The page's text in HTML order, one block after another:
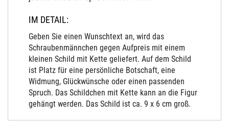
IM DETAIL:
Geben Sie einen Wunschtext an, wird das
Schraubenmännchen gegen Aufpreis mit einem
kleinen Schild mit Kette geliefert. Auf dem Schild
ist Platz für eine persönliche Botschaft, eine
Widmung, Glückwünsche oder einen passenden
Spruch. Das Schildchen mit Kette kann an die Figur
gehängt werden. Das Schild ist ca. 9 x 6 cm groß.